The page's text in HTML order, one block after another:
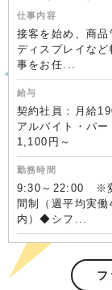
仕事内容
接客を始め、商品
ディスプレイなど
事をお任...
給与
契約社員：月給
アルバイト・パー
1,100円～
勤務時間
9:30～22:00 ※
間制（週平均実働
内）◆シフ...
フ